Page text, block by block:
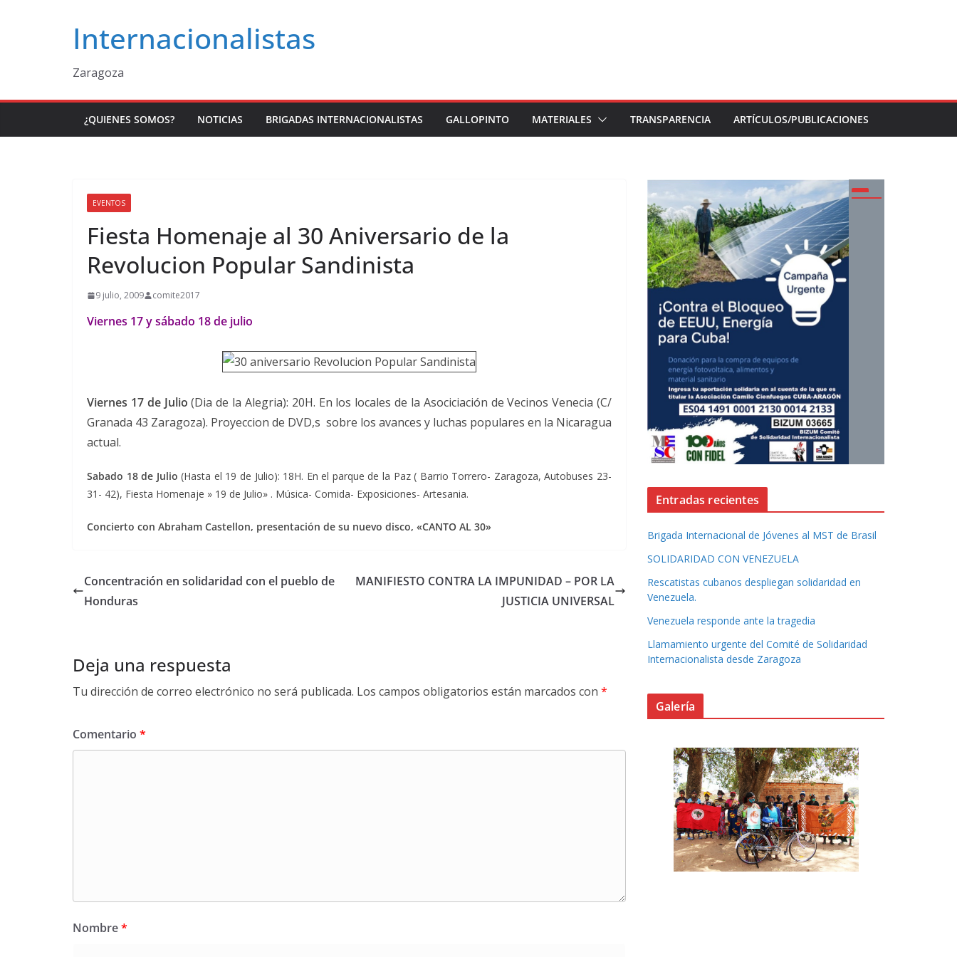
Internacionalistas
Zaragoza
¿QUIENES SOMOS? NOTICIAS BRIGADAS INTERNACIONALISTAS GALLOPINTO MATERIALES TRANSPARENCIA ARTÍCULOS/PUBLICACIONES
EVENTOS
Fiesta Homenaje al 30 Aniversario de la
Revolucion Popular Sandinista
9 julio, 2009 comite2017
Viernes 17 y sábado 18 de julio
Viernes 17 de Julio (Dia de la Alegria): 20H. En los locales de la Asociciación de Vecinos Venecia (C/
Granada 43 Zaragoza). Proyeccion de DVD,s sobre los avances y luchas populares en la Nicaragua
actual.
Sabado 18 de Julio (Hasta el 19 de Julio): 18H. En el parque de la Paz ( Barrio Torrero- Zaragoza, Autobuses 23-
31- 42), Fiesta Homenaje » 19 de Julio» . Música- Comida- Exposiciones- Artesania.
Concierto con Abraham Castellon, presentación de su nuevo disco, «CANTO AL 30»
Concentración en solidaridad con el pueblo de
Honduras
MANIFIESTO CONTRA LA IMPUNIDAD – POR LA
JUSTICIA UNIVERSAL
Deja una respuesta
Tu dirección de correo electrónico no será publicada. Los campos obligatorios están marcados con *
Comentario *
Nombre*
Entradas recientes
Brigada Internacional de Jóvenes al MST de Brasil
SOLIDARIDAD CON VENEZUELA
Rescatistas cubanos despliegan solidaridad en
Venezuela.
Venezuela responde ante la tragedia
Llamamiento urgente del Comité de Solidaridad
Internacionalista desde Zaragoza
Galería